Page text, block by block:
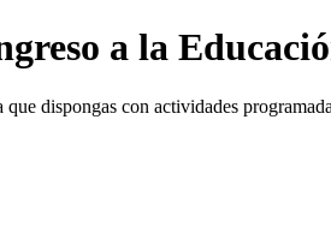
a la
dispongas con actividades